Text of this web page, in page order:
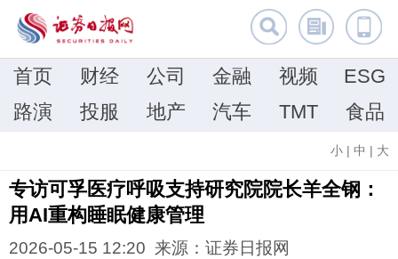
首页 财经 公司 金融 视频
ESG
路演
投服 地产 汽车 TMT 食品
小 | 中 | 大
专访可孚医疗呼吸支持研究院院长羊全钢：
用AI重构睡眠健康管理
2026-05-15 12:20 来源：证券日报网